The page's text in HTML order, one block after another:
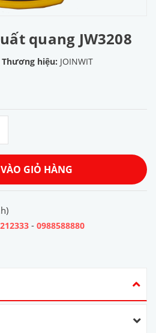
quang JW3208
Thương hiệu: JOINWIT
GIỎ HÀNG
- 0988588880